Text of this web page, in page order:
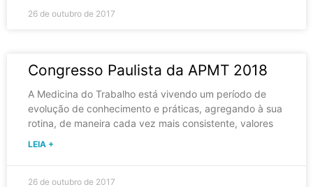
26 de outubro de 2017
Congresso Paulista da APMT 2018
A Medicina do Trabalho está vivendo um período de
evolução de conhecimento e práticas, agregando à sua
rotina, de maneira cada vez mais consistente, valores
LEIA +
26 de outubro de 2017